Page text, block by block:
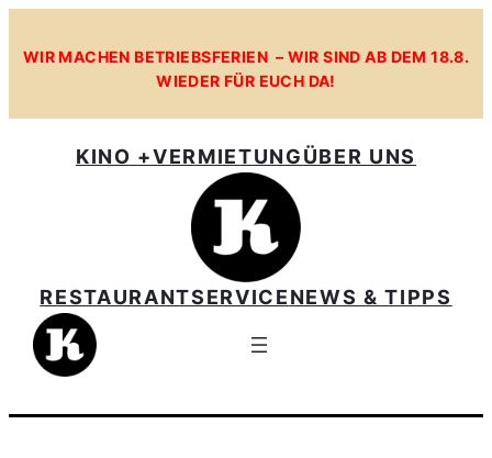
Inhalt
WIR MACHEN BETRIEBSFERIEN – WIR SIND AB DEM 18.8.
WIEDER FÜR EUCH DA!
KINO +VERMIETUNGÜBER UNS
RESTAURANTSERVICENEWS & TIPPS